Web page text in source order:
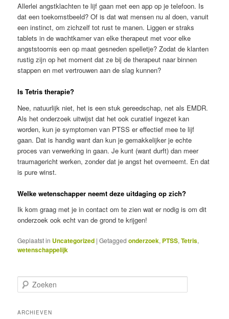
Allerlei angstklachten te lijf gaan met een app op je telefoon. Is
dat een toekomstbeeld? Of is dat wat mensen nu al doen, vanuit
een instinct, om zichzelf tot rust te manen. Liggen er straks
tablets in de wachtkamer van elke therapeut met voor elke
angststoornis een op maat gesneden spelletje? Zodat de klanten
rustig zijn op het moment dat ze bij de therapeut naar binnen
stappen en met vertrouwen aan de slag kunnen?
Is Tetris therapie?
Nee, natuurlijk niet, het is een stuk gereedschap, net als EMDR.
Als het onderzoek uitwijst dat het ook curatief ingezet kan
worden, kun je symptomen van PTSS er effectief mee te lijf
gaan. Dat is handig want dan kun je gemakkelijker je echte
proces van verwerking in gaan. Je kunt (want durft) dan meer
traumagericht werken, zonder dat je angst het overneemt. En dat
is pure winst.
Welke wetenschapper neemt deze uitdaging op zich?
Ik kom graag met je in contact om te zien wat er nodig is om dit
onderzoek ook echt van de grond te krijgen!
Geplaatst in Uncategorized |Getagged onderzoek, PTSS,Tetris,
wetenschappelijk
o
k
ARCHIEVEN